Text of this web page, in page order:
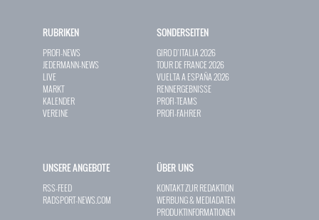
RUBRIKEN
PROFI-NEWS
JEDERMANN-NEWS
LIVE
MARKT
KALENDER
VEREINE
SONDERSEITEN
GIRO D`ITALIA 2026
TOUR DE FRANCE 2026
VUELTA A ESPAÑA 2026
RENNERGEBNISSE
PROFI-TEAMS
PROFI-FAHRER
UNSERE ANGEBOTE
RSS-FEED
RADSPORT-NEWS.COM
ÜBER UNS
KONTAKT ZUR REDAKTION
WERBUNG & MEDIADATEN
PRODUKTINFORMATIONEN